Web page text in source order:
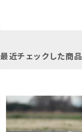
最近チェックした商品